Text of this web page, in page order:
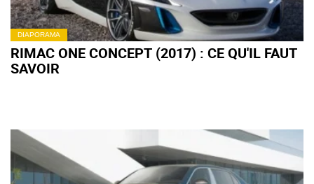
DIAPORAMA
RIMAC ONE CONCEPT (2017) : CE QU'IL FAUT
SAVOIR